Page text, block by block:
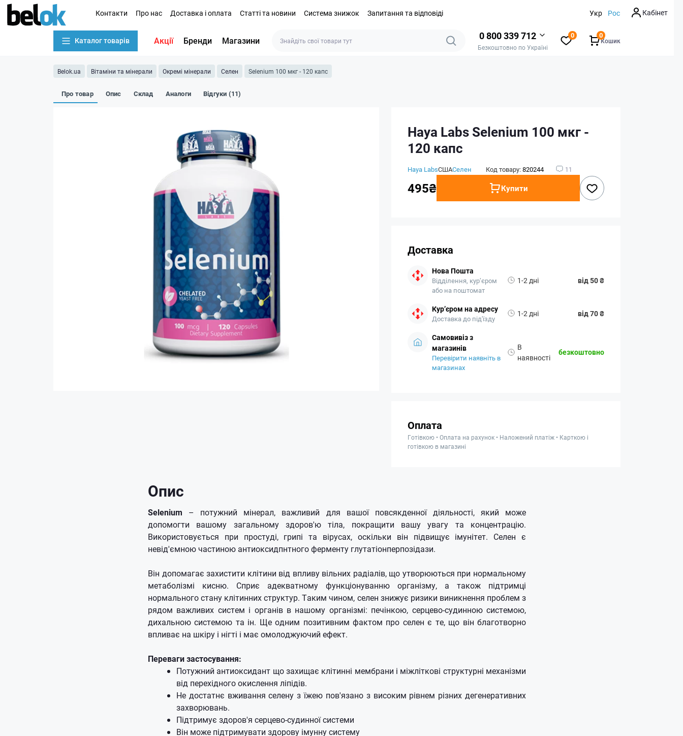
Контакти Про нас Доставка і оплата Статті та новини Система знижок Запитання та відповіді Укр Рос Кабінет
Каталог товарів Акції Бренди Магазини 0 800 339 712
Безкоштовно по Україні
0
Кошик
0
Belok.ua Вітаміни та мінерали Окремі мінерали Селен Selenium 100 мкг - 120 капс
Про товар Опис Склад Аналоги Відгуки (11)
Haya Labs Selenium 100 мкг -
120 капс
Haya LabsСШАСелен Код товару:820244 11
495₴ Купити
Доставка
Нова Пошта
Відділення, кур’єром
або на поштомат
1-2 дні від 50 ₴
Кур’єром на адресу
Доставка до під'їзду
1-2 дні від 70 ₴
Самовивіз з
магазинів
Перевірити наявніть в
магазинах
В
наявності
безкоштовно
Оплата
Готівкою • Оплата на рахунок • Наложений платіж • Карткою і
готівкою в магазині
Опис
Selenium – потужний мінерал, важливий для вашої повсякденної діяльності, який може
допомогти вашому загальному здоров'ю тіла, покращити вашу увагу та концентрацію.
Використовується при простуді, грипі та вірусах, оскільки він підвищує імунітет. Селен є
невід'ємною частиною антиоксидпнтного ферменту глутатіонперпозідази.
Він допомагає захистити клітини від впливу вільних радіалів, що утворюються при нормальному
метаболізмі кисню. Сприє адекватному функціонуванню організму, а також підтримці
нормального стану клітинних структур. Таким чином, селен знижує ризики виникнення проблем з
рядом важливих систем і органів в нашому організмі: печінкою, серцево-судинною системою,
дихальною системою та ін. Ще одним позитивним фактом про селен є те, що він благотворно
впливає на шкіру і нігті і має омолоджуючий ефект.
Переваги застосування:
Потужний антиоксидант що захищає клітинні мембрани і міжліткові структурні механізми
від перехідного окислення ліпідів.
Не достатнє вживання селену з їжею пов'язано з високим рівнем різних дегенеративних
захворювань.
Πідтримує здоров'я серцево-судинної системи
Він може підтримувати здорову імунну систему